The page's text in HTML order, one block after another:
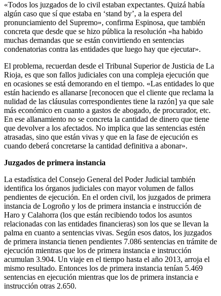
«Todos los juzgados de lo civil estaban expectantes. Quizá había
algún caso que sí que estaba en ‘stand by’, a la espera del
pronunciamiento del Supremo», confirma Espinosa, que también
concreta que desde que se hizo pública la resolución «ha habido
muchas demandas que se están convirtiendo en sentencias
condenatorias contra las entidades que luego hay que ejecutar».
El problema, recuerdan desde el Tribunal Superior de Justicia de La
Rioja, es que son fallos judiciales con una compleja ejecución que
en ocasiones se está demorando en el tiempo. «Las entidades lo que
están haciendo es allanarse [reconocen que el cliente que reclama la
nulidad de las cláusulas correspondientes tiene la razón] ya que sale
más económico en cuanto a gastos de abogado, de procurador, etc.
En ese allanamiento no se concreta la cantidad de dinero que tiene
que devolver a los afectados. No implica que las sentencias estén
atrasadas, sino que están vivas y que en la fase de ejecución es
cuando deberá concretarse la cantidad definitiva a abonar».
Juzgados de primera instancia
La estadística del Consejo General del Poder Judicial también
identifica los órganos judiciales con mayor volumen de fallos
pendientes de ejecución. En el orden civil, los juzgados de primera
instancia de Logroño y los de primera instancia e instrucción de
Haro y Calahorra (los que están recibiendo todos los asuntos
relacionadas con las entidades financieras) son los que se llevan la
palma en cuanto a sentencias vivas. Según esos datos, los juzgados
de primera instancia tienen pendientes 7.086 sentencias en trámite de
ejecución mientras que los de primera instancia e instrucción
acumulan 3.904. Un viaje en el tiempo hasta el año 2013, arroja el
mismo resultado. Entonces los de primera instancia tenían 5.469
sentencias en ejecución mientras que los de primera instancia e
instrucción otras 2.650.